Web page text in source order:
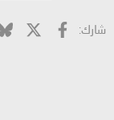
شارك: فيسبوك